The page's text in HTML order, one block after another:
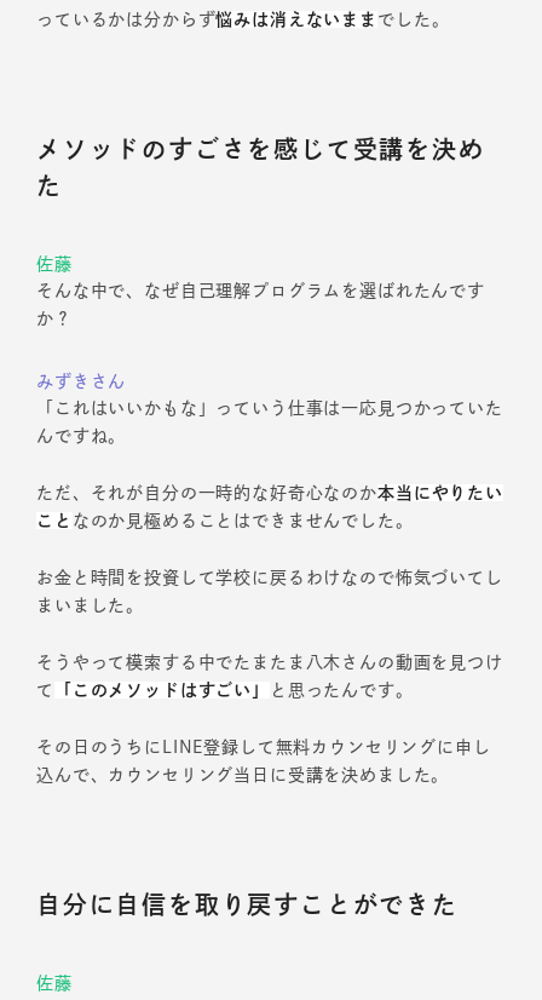
っているかは分からず悩みは消えないまま でした。
メソッドのすごさを感じて受講を決め
た
佐藤
そんな中で、なぜ自己理解プログラムを選ばれたんです
か？
みずきさん
「これはいいかもな」っていう仕事は一応見つかっていた
んですね。
ただ、それが自分の一時的な好奇心なのか本当にやりたい
こと なのか見極めることはできませんでした。
お金と時間を投資して学校に戻るわけなので怖気づいてし
まいました。
そうやって模索する中でたまたま八木さんの動画を見つけ
て
「このメソッドはすごい」 と思ったんです。
その日のうちにLINE登録して無料カウンセリングに申し
込んで、カウンセリング当日に受講を決めました。
自分に自信を取り戻すことができた
佐藤